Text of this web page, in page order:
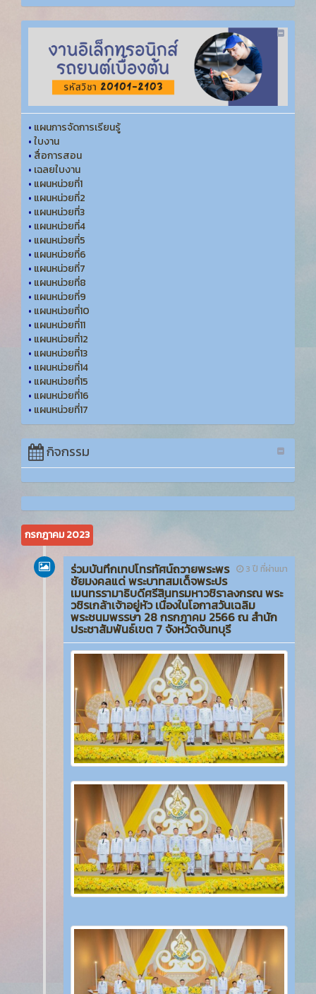
• แผนการจัดการเรียนรู้
•ใบงาน
• สื่อการสอน
• เฉลยใบงาน
• แผนหน่วยที่1
• แผนหน่วยที่2
• แผนหน่วยที่3
• แผนหน่วยที่4
• แผนหน่วยที่5
• แผนหน่วยที่6
• แผนหน่วยที่7
• แผนหน่วยที่8
• แผนหน่วยที่9
• แผนหน่วยที่10
• แผนหน่วยที่11
• แผนหน่วยที่12
• แผนหน่วยที่13
• แผนหน่วยที่14
• แผนหน่วยที่15
• แผนหน่วยที่16
• แผนหน่วยที่17
กิจกรรม
กรกฎาคม 2023
3 ปี ที่ผ่านมา
ร่วมบันทึกเทปโทรทัศน์ถวายพระพร
ชัยมงคลแด่ พระบาทสมเด็จพระปร
เมนทรรามาธิบดีศรีสินทรมหาวชิราลงกรณ พระ
วชิรเกล้าเจ้าอยู่หัว เนื่องในโอกาสวันเฉลิม
พระชนมพรรษา 28 กรกฎาคม 2566 ณ สำนัก
ประชาสัมพันธ์เขต 7​ จังหวัดจันทบุรี